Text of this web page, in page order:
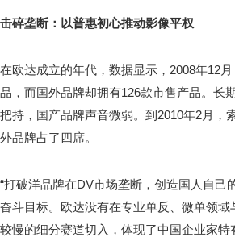
击碎垄断：以普惠初心推动影像平权
在欧达成立的年代，数据显示，2008年12
品，而国外品牌却拥有126款市售产品。长
把持，国产品牌声音微弱。到2010年2月，
外品牌占了四席。
“打破洋品牌在DV市场垄断，创造国人自
奋斗目标。欧达没有在专业单反、微单领
较慢的细分赛道切入，体现了中国企业家